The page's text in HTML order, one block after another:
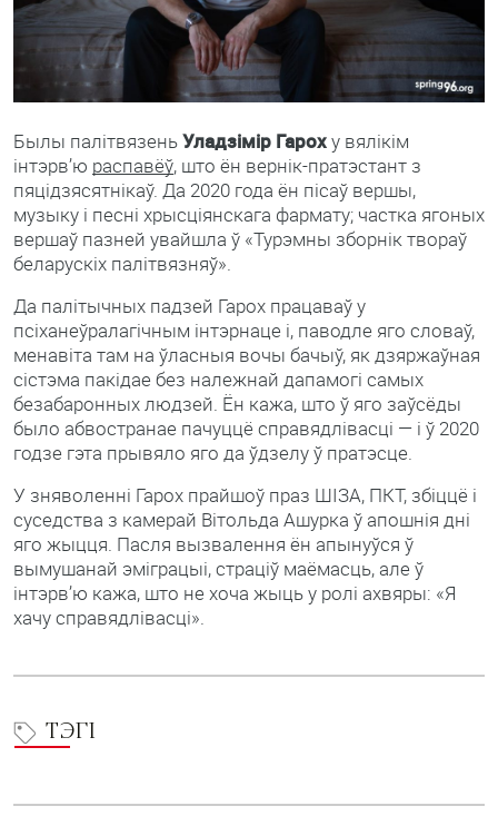
Былы палітвязеньУладзімір Гароху вялікім
інтэрв’ю распавёў, што ён вернік-пратэстант з
пяцідзясятнікаў. Да 2020 года ён пісаў вершы,
музыку і песні хрысціянскага фармату; частка ягоных
вершаў пазней увайшла ў «Турэмны зборнік твораў
беларускіх палітвязняў».
Да палітычных падзей Гарох працаваў у
псіханеўралагічным інтэрнаце і, паводле яго словаў,
менавіта там на ўласныя вочы бачыў, як дзяржаўная
сістэма пакідае без належнай дапамогі самых
безабаронных людзей. Ён кажа, што ў яго заўсёды
было абвостранае пачуццё справядлівасці — і ў 2020
годзе гэта прывяло яго да ўдзелу ў пратэсце.
У зняволенні Гарох прайшоў праз ШІЗА, ПКТ, збіццё і
суседства з камерай Вітольда Ашурка ў апошнія дні
яго жыцця. Пасля вызвалення ён апынуўся ў
вымушанай эміграцыі, страціў маёмасць, але ў
інтэрв’ю кажа, што не хоча жыць у ролі ахвяры: «Я
хачу справядлівасці».
ТЭГІ